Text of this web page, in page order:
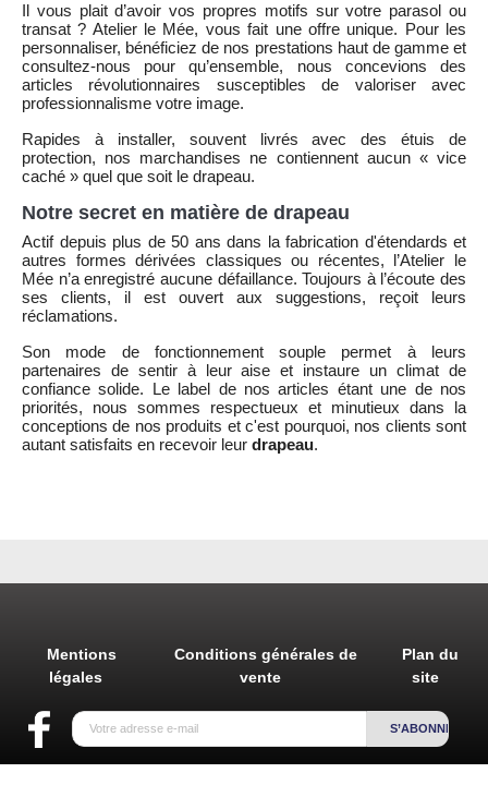
Il vous plait d’avoir vos propres motifs sur votre parasol ou
transat ? Atelier le Mée, vous fait une offre unique. Pour les
personnaliser, bénéficiez de nos prestations haut de gamme et
consultez-nous pour qu’ensemble, nous concevions des
articles révolutionnaires susceptibles de valoriser avec
professionnalisme votre image.
Rapides à installer, souvent livrés avec des étuis de
protection, nos marchandises ne contiennent aucun « vice
caché » quel que soit le drapeau.
Notre secret en matière de drapeau
Actif depuis plus de 50 ans dans la fabrication d'étendards et
autres formes dérivées classiques ou récentes, l’Atelier le
Mée n’a enregistré aucune défaillance. Toujours à l’écoute des
ses clients, il est ouvert aux suggestions, reçoit leurs
réclamations.
Son mode de fonctionnement souple permet à leurs
partenaires de sentir à leur aise et instaure un climat de
confiance solide. Le label de nos articles étant une de nos
priorités, nous sommes respectueux et minutieux dans la
conceptions de nos produits et c'est pourquoi, nos clients sont
autant satisfaits en recevoir leur drapeau.
Mentions
légales
Conditions générales de
vente
Plan du
site